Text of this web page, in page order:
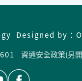
Designed by
資通安全政策(另